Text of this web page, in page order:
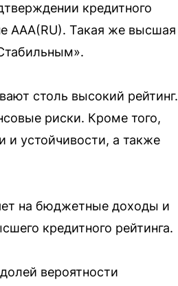
кредитного
AAA(RU). Такая же высшая
столь высокий рейтинг.
риски. Кроме того,
и устойчивости, а также
на бюджетные доходы и
кредитного рейтинга.
вероятности